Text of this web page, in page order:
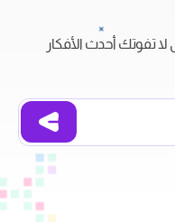
لا تفوتك أحدث الأفكار